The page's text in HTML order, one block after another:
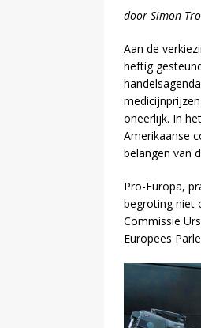
door Simon
Aan de
heftig
oneerlijk. In
Amerikaanse
belangen van
Pro-Europa,
begroting niet
Commissie
Europees